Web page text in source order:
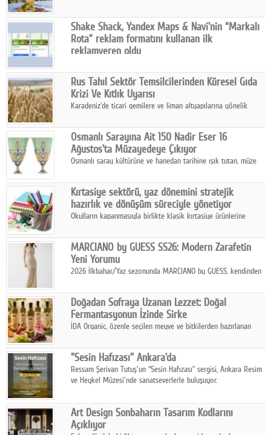
Shake Shack, Yandex Maps & Navi'nin “Markalı
Rota” reklam formatını kullanan ilk
reklamveren oldu
artırmak amacıyla Cereyan Medya ve Yandex Ads iş birliğiyle
Yandex Maps & Navi'nin yeni "Markalı Rota" reklam formatını
kullanan ilk marka oldu.
Rus Tahıl Sektör Temsilcilerinden Küresel Gıda
Krizi Ve Kıtlık Uyarısı
Karadeniz'de ticari gemilere ve liman altyapılarına yönelik
geçirdi.
Osmanlı Sarayına Ait 150 Nadir Eser 16
Ağustos'ta Müzayedeye Çıkıyor
Osmanlı saray kültürüne ve hanedan tarihine ışık tutan, müze
Ağustos'ta Arthill Müzecilik'in düzenleyeceği özel müzayedede
koleksiyonerlerle buluşuyor
Kırtasiye sektörü, yaz dönemini stratejik
hazırlık ve dönüşüm süreciyle yönetiyor
Okulların kapanmasıyla birlikte klasik kırtasiye ürünlerine
sanat ve eğitici aktivite ürünleriyle dinamik bir biçimde
geçiriyor.
MARCIANO by GUESS SS26: Modern Zarafetin
Yeni Yorumu
2026 İlkbahar/Yaz sezonunda MARCIANO by GUESS, kendinden
Doğadan Sofraya Uzanan Lezzet: Doğal
Fermantasyonun İzinde Sirke
İDA Organic, özenle seçilen meyve ve bitkilerden hazırlanan
sofralarına taşıyor.
"Sesin Hafızası" Ankara'da
Ressam Şerivan Tutuş'un “Sesin Hafızası” sergisi, Ankara Resim
ve Heykel Müzesi'nde sanatseverlerle buluşuyor.
Art Design Sonbaharın Tasarım Kodlarını
Açıklıyor